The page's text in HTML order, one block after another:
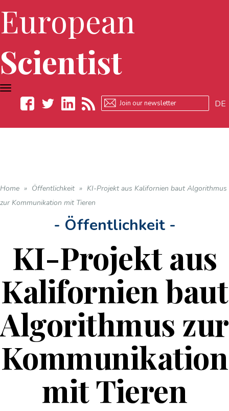
European
Scientist
DE
TOGGLE
NAVIGATION
Home » Öffentlichkeit » KI-Projekt aus Kalifornien baut Algorithmus
zur Kommunikation mit Tieren
- Öffentlichkeit -
KI-Projekt aus
Kalifornien baut
Algorithmus zur
Kommunikation
mit Tieren